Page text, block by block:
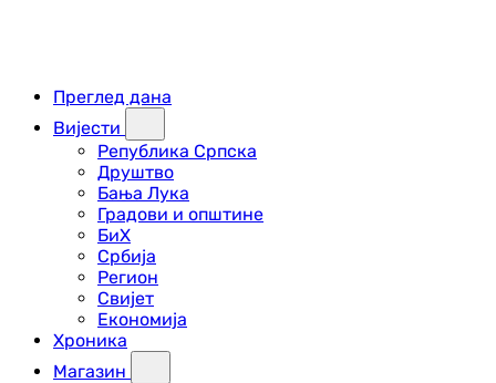
Преглед дана
Вијести
Република Српска
Друштво
Бања Лука
Градови и општине
БиХ
Србија
Регион
Свијет
Економија
Хроника
Магазин